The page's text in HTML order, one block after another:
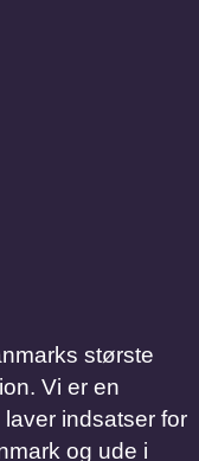
største
Vi er en
indsatser for
og ude i